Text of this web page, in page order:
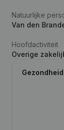
Natuurlijke
Van den
Hoofdactiviteit
Overige